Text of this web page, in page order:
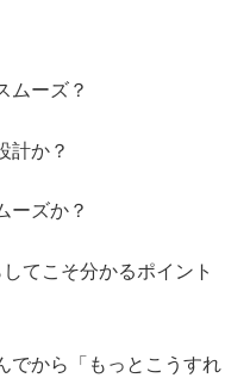
ムーズ？
計か？
ーズか？
てこそ分かるポイント
でから「もっとこうすれ